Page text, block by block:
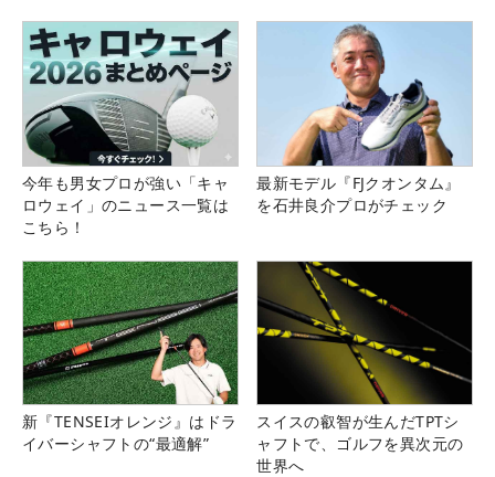
今年も男女プロが強い「キャ
ロウェイ」のニュース一覧は
こちら！
最新モデル『FJクオンタム』
を石井良介プロがチェック
新『TENSEIオレンジ』はドラ
イバーシャフトの“最適解”
スイスの叡智が生んだTPTシ
ャフトで、ゴルフを異次元の
世界へ